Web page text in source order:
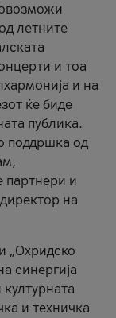
летните
и тоа
и на
ќе биде
публика.
поддршка од
партнери и
на
„Охридско
синергија
и техничка